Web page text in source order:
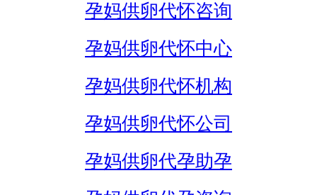
孕妈供卵代怀咨询
孕妈供卵代怀中心
孕妈供卵代怀机构
孕妈供卵代怀公司
孕妈供卵代孕助孕